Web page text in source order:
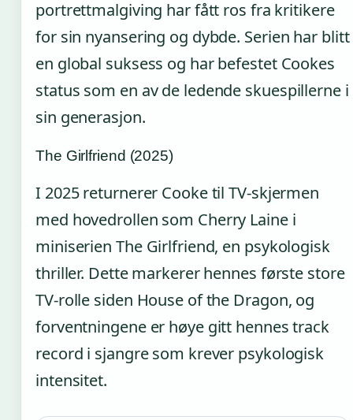
portrettmalgiving har fått ros fra kritikere
for sin nyansering og dybde. Serien har blitt
en global suksess og har befestet Cookes
status som en av de ledende skuespillerne i
sin generasjon.
The Girlfriend (2025)
I 2025 returnerer Cooke til TV-skjermen
med hovedrollen som Cherry Laine i
miniserien The Girlfriend, en psykologisk
thriller. Dette markerer hennes første store
TV-rolle siden House of the Dragon, og
forventningene er høye gitt hennes track
record i sjangre som krever psykologisk
intensitet.